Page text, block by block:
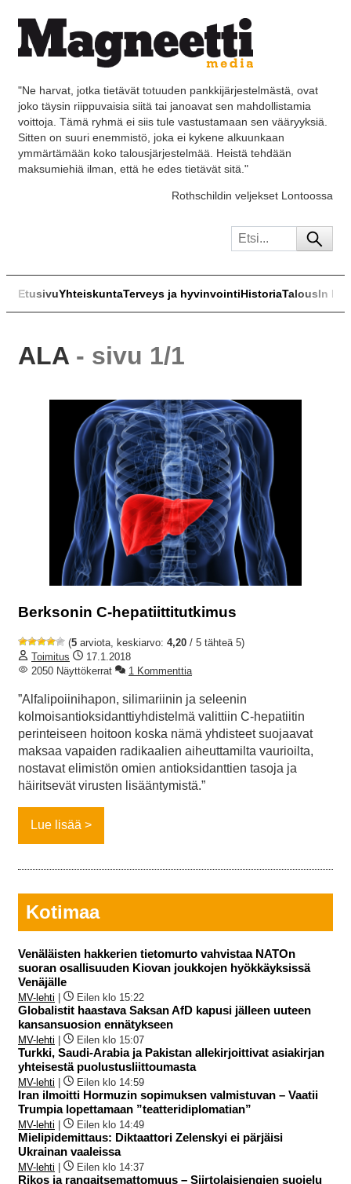
"Ne harvat, jotka tietävät totuuden pankkijärjestelmästä, ovat
joko täysin riippuvaisia siitä tai janoavat sen mahdollistamia
voittoja. Tämä ryhmä ei siis tule vastustamaan sen vääryyksiä.
Sitten on suuri enemmistö, joka ei kykene alkuunkaan
ymmärtämään koko talousjärjestelmää. Heistä tehdään
maksumiehiä ilman, että he edes tietävät sitä."
Rothschildin veljekset Lontoossa
EtusivuYhteiskuntaTerveys ja hyvinvointiHistoriaTalousIn
ALA - sivu 1/1
Berksonin C-hepatiittitutkimus
(5 arviota, keskiarvo: 4,20 / 5 tähteä 5)
Toimitus
17.1.2018
2050 Näyttökerrat
1 Kommenttia
”Alfalipoiinihapon, silimariinin ja seleenin
kolmoisantioksidanttiyhdistelmä valittiin C-hepatiitin
perinteiseen hoitoon koska nämä yhdisteet suojaavat
maksaa vapaiden radikaalien aiheuttamilta vaurioilta,
nostavat elimistön omien antioksidanttien tasoja ja
häiritsevät virusten lisääntymistä.”
Lue lisää
Kotimaa
Venäläisten hakkerien tietomurto vahvistaa NATOn
suoran osallisuuden Kiovan joukkojen hyökkäyksissä
Venäjälle
MV-lehti Eilen klo 15:22
Globalistit haastava Saksan AfD kapusi jälleen uuteen
kansansuosion ennätykseen
MV-lehti Eilen klo 15:07
Turkki, Saudi-Arabia ja Pakistan allekirjoittivat asiakirjan
yhteisestä puolustusliittoumasta
MV-lehti Eilen klo 14:59
Iran ilmoitti Hormuzin sopimuksen valmistuvan – Vaatii
Trumpia lopettamaan ”teatteridiplomatian”
MV-lehti Eilen klo 14:49
Mielipidemittaus: Diktaattori Zelenskyi ei pärjäisi
Ukrainan vaaleissa
MV-lehti Eilen klo 14:37
Rikos ja rangaitsemattomuus – Siirtolaisjengien suojelu